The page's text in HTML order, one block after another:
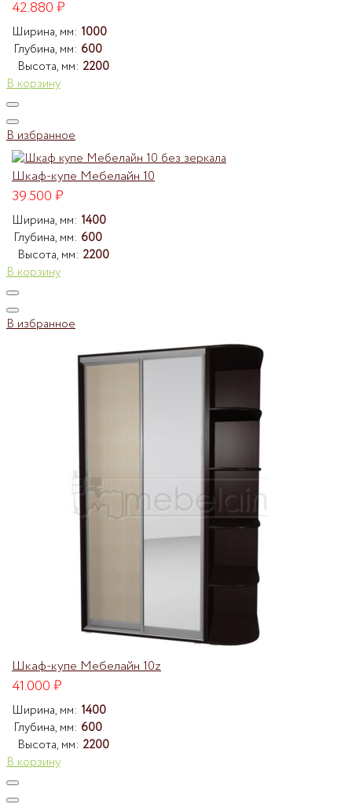
42.880₽
Ширина, мм: 1000
Глубина, мм: 600
Высота, мм: 2200
В корзину
В избранное
Шкаф-купе Мебелайн 10
39.500₽
Ширина, мм: 1400
Глубина, мм: 600
Высота, мм: 2200
В корзину
В избранное
Шкаф-купе Мебелайн 10z
41.000₽
Ширина, мм: 1400
Глубина, мм: 600
Высота, мм: 2200
В корзину